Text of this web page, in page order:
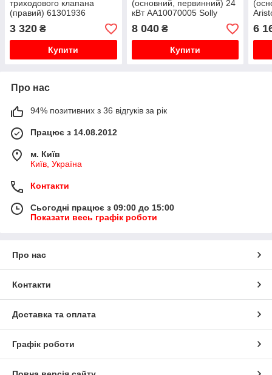
триходового клапана
(правий) 61301936
Chaffoteaux Elexia, Elexia
Comfort 24 CF, 24 FF
3 320 ₴
Купити
(основний, первинний) 24
кВт AA10070005 Solly
Primer Primer D24, D24F
8 040₴
Купити
6
Про нас
94% позитивних з 36 відгуків за рік
Працює з 14.08.2012
м. Київ
Київ, Україна
Контакти
Сьогодні працює з 09:00 до 15:00
Показати весь графік роботи
Про нас
Контакти
Доставка та оплата
Графік роботи